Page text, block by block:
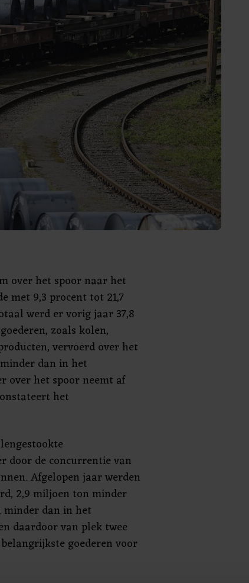
over het spoor naar het
met 9,3 procent tot 21,7
werd er vorig jaar 37,8
zoals kolen,
vervoerd over het
dan in het
over het spoor neemt af
het
door de concurrentie van
Afgelopen jaar werden
2,9 miljoen ton minder
dan in het
daardoor van plek twee
goederen voor